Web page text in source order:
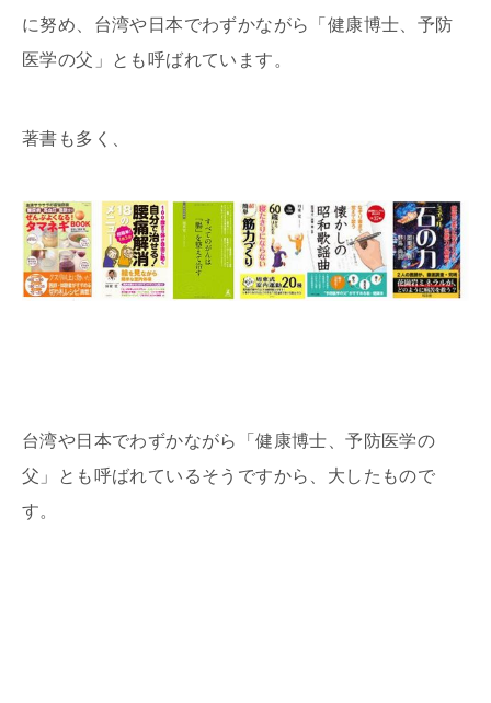
に努め、台湾や日本でわずかながら「健康博士、予防
医学の父」とも呼ばれています。
著書も多く、
台湾や日本でわずかながら「健康博士、予防医学の
父」とも呼ばれているそうですから、大したもので
す。